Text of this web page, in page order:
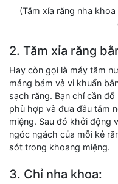
(Tăm xỉa răng nha
2. Tăm xỉa răng
Hay còn gọi là máy tăm
mảng bám và vi khuẩn
sạch răng. Bạn chỉ cần
phù hợp và đưa đầu tăm
miệng. Sau đó khởi động
ngóc ngách của mỗi kẻ
sót trong khoang miệng.
3. Chỉ nha khoa: